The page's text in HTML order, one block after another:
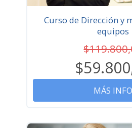
Curso de Dirección y
equipos
MÁS INFO